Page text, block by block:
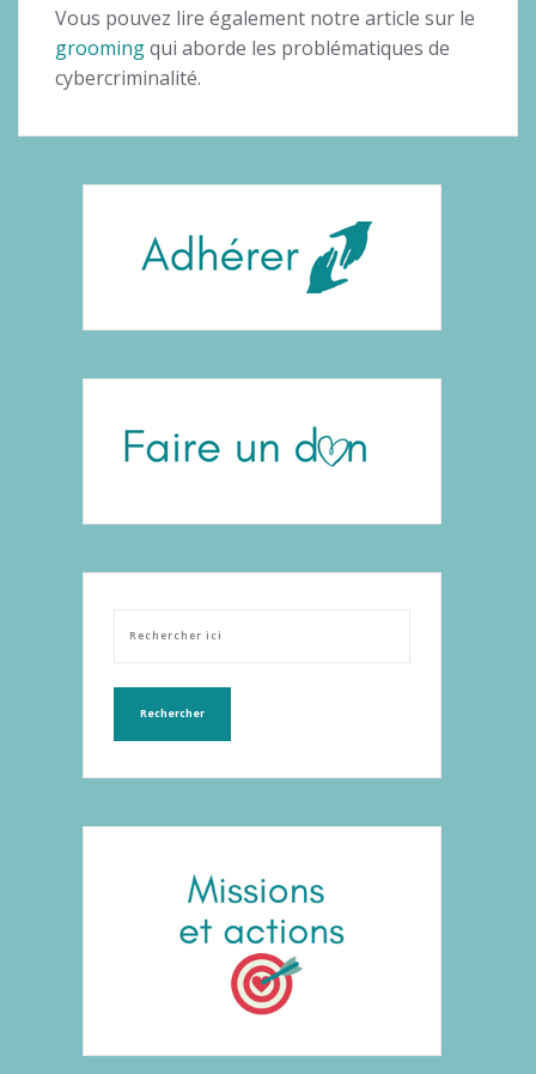
Vous pouvez lire également notre article sur le
groomingqui aborde les problématiques de
cybercriminalité.